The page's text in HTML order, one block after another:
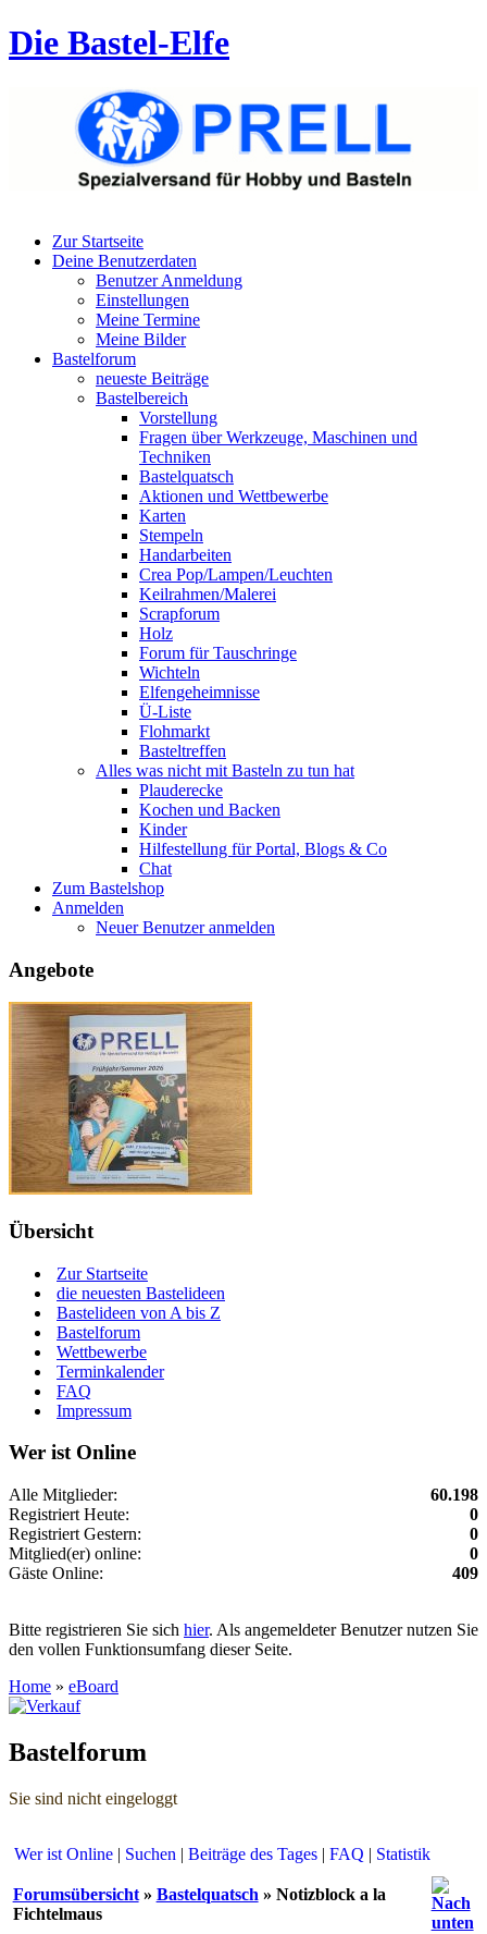
Die Bastel-Elfe
Zur Startseite
Deine Benutzerdaten
Benutzer Anmeldung
Einstellungen
Meine Termine
Meine Bilder
Bastelforum
neueste Beiträge
Bastelbereich
Vorstellung
Fragen über Werkzeuge, Maschinen und
Techniken
Bastelquatsch
Aktionen und Wettbewerbe
Karten
Stempeln
Handarbeiten
Crea Pop/Lampen/Leuchten
Keilrahmen/Malerei
Scrapforum
Holz
Forum für Tauschringe
Wichteln
Elfengeheimnisse
Ü-Liste
Flohmarkt
Basteltreffen
Alles was nicht mit Basteln zu tun hat
Plauderecke
Kochen und Backen
Kinder
Hilfestellung für Portal, Blogs & Co
Chat
Zum Bastelshop
Anmelden
Neuer Benutzer anmelden
Angebote
Übersicht
Zur Startseite
die neuesten Bastelideen
Bastelideen von A bis Z
Bastelforum
Wettbewerbe
Terminkalender
FAQ
Impressum
Wer ist Online
Alle Mitglieder:
60.198
Registriert Heute:
0
Registriert Gestern:
0
Mitglied(er) online:
0
Gäste Online:
409
Bitte registrieren Sie sich hier. Als angemeldeter Benutzer nutzen Sie
den vollen Funktionsumfang dieser Seite.
Home » eBoard
Bastelforum
Sie sind nicht eingeloggt
Wer ist Online | Suchen | Beiträge des Tages | FAQ | Statistik
Forumsübersicht» Bastelquatsch » Notizblock a la
Fichtelmaus